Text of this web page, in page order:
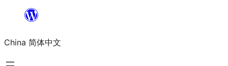
内
容
China 简体中文